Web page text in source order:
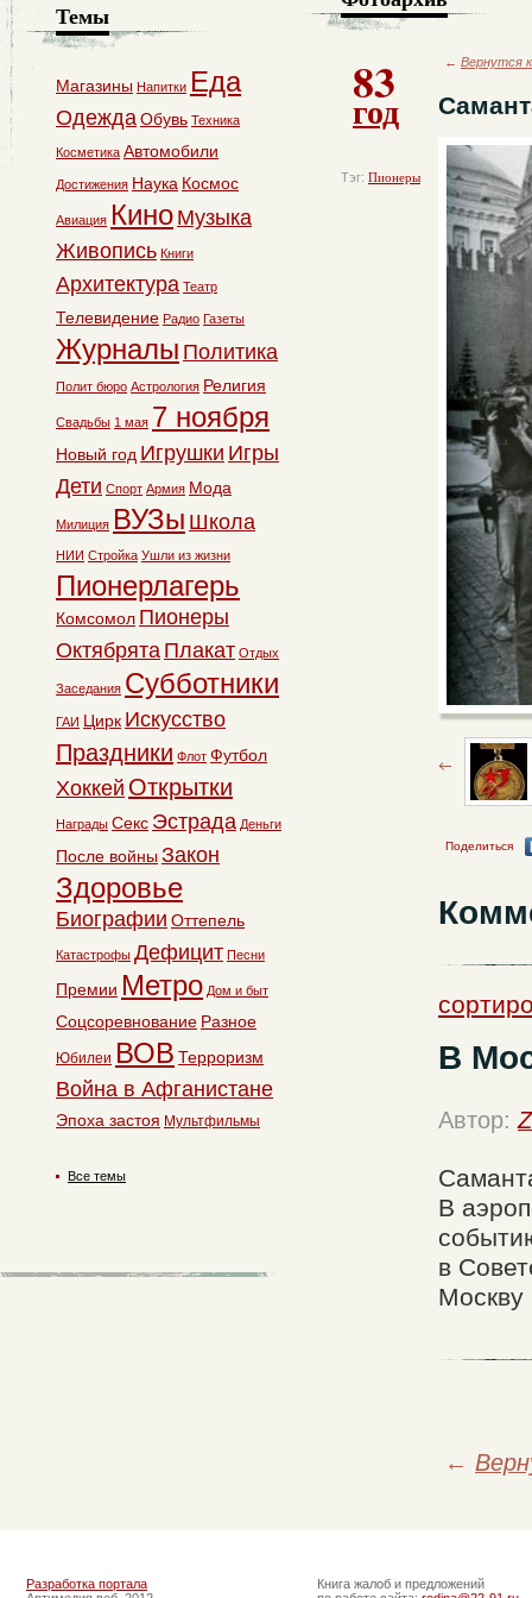
83
год
Тэг: Пионеры
← Вернутся
Поделиться
В
Автор:
В
в
Москву
←
Темы
Магазины Напитки Еда
ОдеждаОбувь Техника
Косметика Автомобили
Достижения Наука Космос
Авиация Кино Музыка
Живопись Книги
Архитектура Театр
Телевидение Радио Газеты
Журналы Политика
Полит бюро Астрология Религия
Свадьбы 1 мая 7 ноября
Новый год Игрушки Игры
Дети Спорт Армия Мода
Милиция ВУЗы Школа
НИИ Стройка Ушли из жизни
Пионерлагерь
Комсомол Пионеры
Октябрята Плакат Отдых
Заседания Субботники
ГАИ Цирк Искусство
Праздники Флот Футбол
Хоккей Открытки
Награды Секс Эстрада Деньги
После войны Закон
Здоровье
Биографии Оттепель
Катастрофы Дефицит Песни
Премии Метро Дом и быт
Соцсоревнование Разное
Юбилеи ВОВ Терроризм
Война в Афганистане
Эпоха застоя Мультфильмы
Все темы
Разработка портала
Книга жалоб и предложений